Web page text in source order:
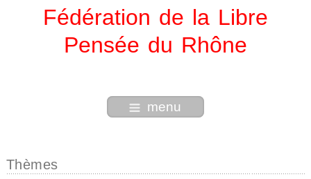
Fédération de la Libre
Pensée du Rhône
menu
Thèmes